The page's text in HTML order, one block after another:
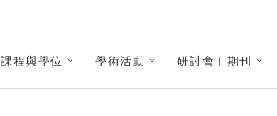
課程與學位 學術活動 研討會︱期刊